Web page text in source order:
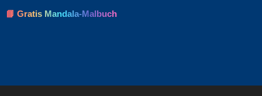
📘 Gratis Mandala-Malbuch